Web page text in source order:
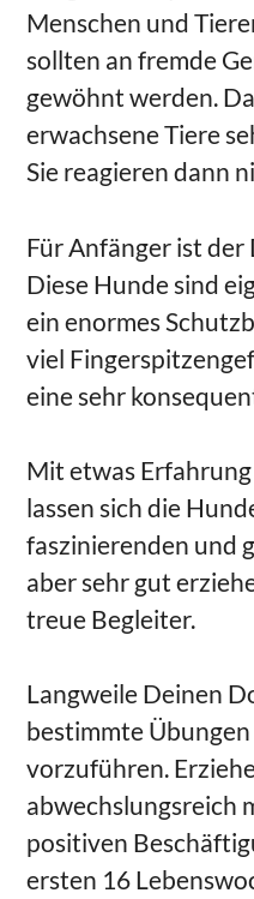
Menschen und
sollten an fremde
gewöhnt werden.
erwachsene Tiere
Sie reagieren dann
Für Anfänger ist
Diese Hunde sind
ein enormes
viel
eine sehr
Mit etwas
lassen sich die
faszinierenden und
aber sehr gut
treue Begleiter.
Langweile Deinen
bestimmte
vorzuführen.
abwechslungsreich
positiven
ersten 16